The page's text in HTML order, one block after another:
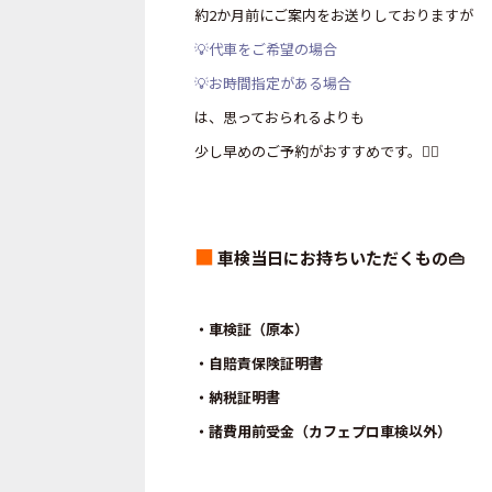
約2か月前にご案内をお送りしておりますが
💡代車をご希望の場合
💡お時間指定がある場合
は、思っておられるよりも
少し早めのご予約がおすすめです。🙂‍↕️
■車検当日にお持ちいただくもの👜
・車検証（原本）
・自賠責保険証明書
・納税証明書
・諸費用前受金（カフェプロ車検以外）